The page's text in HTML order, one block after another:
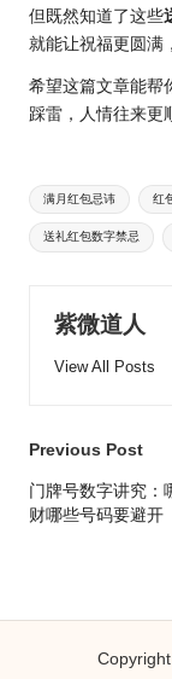
但既然知道了这些
就能让祝福更圆满
希望这篇文章能帮
踩雷，人情往来更
Tags:
满月红包忌讳 红
送礼红包数字禁忌
紫微道人
View All Posts
Post
Previous Post
门牌号数字讲究：
财哪些号码要避开